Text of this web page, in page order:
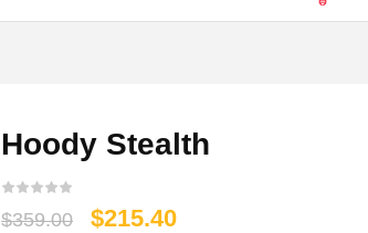
Hoody Stealth
$359.00 $215.40